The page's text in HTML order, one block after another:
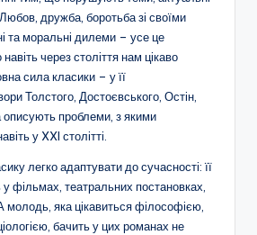
дружба, боротьба зі своїми
та моральні дилеми – усе це
через століття нам цікаво
сила класики – у її
Толстого, Достоєвського, Остін,
описують проблеми, з якими
у XXI столітті.
легко адаптувати до сучасності: її
фільмах, театральних постановках,
молодь, яка цікавиться філософією,
бачить у цих романах не